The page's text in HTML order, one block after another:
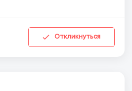
Откликнуться